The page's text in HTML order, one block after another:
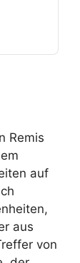
Remis
auf
aus
von